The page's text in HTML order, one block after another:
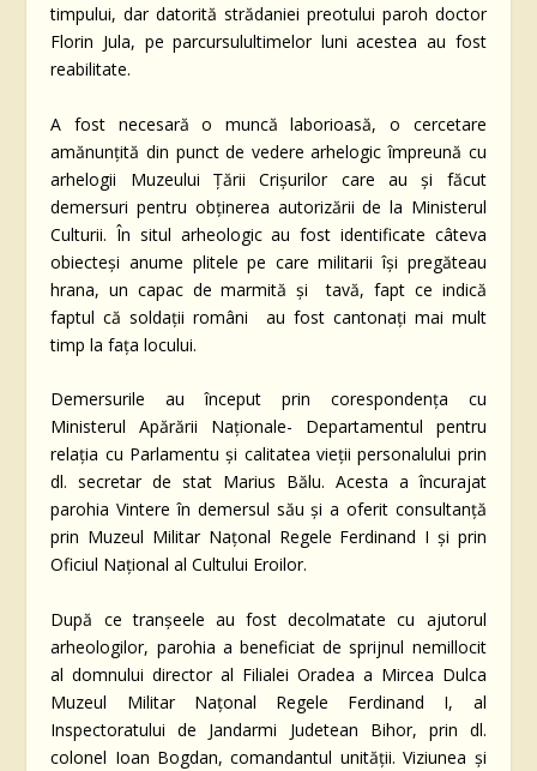
timpului, dar datorită strădaniei preotului paroh doctor
Florin Jula, pe parcursulultimelor luni acestea au fost
reabilitate.
A fost necesară o muncă laborioasă, o cercetare
amănunțită din punct de vedere arhelogic împreună cu
arhelogii Muzeului Țării Crișurilor care au și făcut
demersuri pentru obținerea autorizării de la Ministerul
Culturii. În situl arheologic au fost identificate câteva
obiecteși anume plitele pe care militarii își pregăteau
hrana, un capac de marmită și tavă, fapt ce indică
faptul că soldații români au fost cantonați mai mult
timp la fața locului.
Demersurile au început prin corespondența cu
Ministerul Apărării Naționale- Departamentul pentru
relația cu Parlamentu și calitatea vieții personalului prin
dl. secretar de stat Marius Bălu. Acesta a încurajat
parohia Vintere în demersul său și a oferit consultanță
prin Muzeul Militar Națonal Regele Ferdinand I și prin
Oficiul Național al Cultului Eroilor.
După ce tranșeele au fost decolmatate cu ajutorul
arheologilor, parohia a beneficiat de sprijnul nemillocit
al domnului director al Filialei Oradea a Mircea Dulca
Muzeul Militar Națonal Regele Ferdinand I, al
Inspectoratului de Jandarmi Judetean Bihor, prin dl.
colonel Ioan Bogdan, comandantul unității. Viziunea și